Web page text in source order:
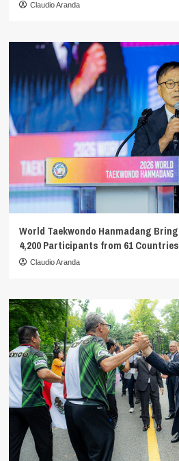
Claudio Aranda
World Taekwondo Hanmadang
4,200 Participants from 61 Countries
Claudio Aranda